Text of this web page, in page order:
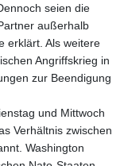
seien die
außerhalb
erklärt. Als weitere
Angriffskrieg in
zur Beendigung
und Mittwoch
Verhältnis zwischen
Washington